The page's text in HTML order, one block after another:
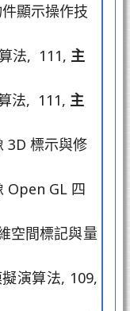
顯示操作技
法, 111, 主
法, 111, 主
3D 標示與修
Open GL 四
空間標記與量
演算法, 109,